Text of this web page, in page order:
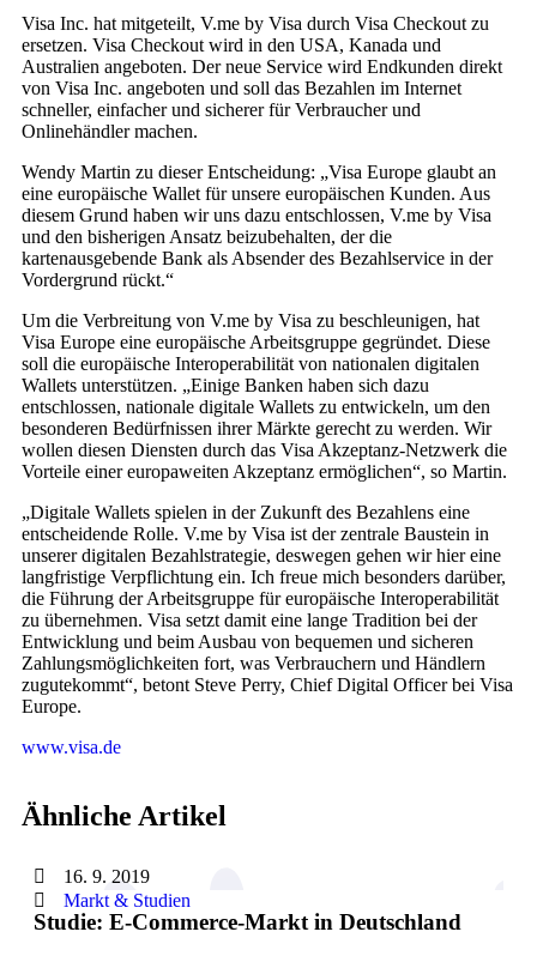
Visa Inc. hat mitgeteilt, V.me by Visa durch Visa Checkout zu
ersetzen. Visa Checkout wird in den USA, Kanada und
Australien angeboten. Der neue Service wird Endkunden direkt
von Visa Inc. angeboten und soll das Bezahlen im Internet
schneller, einfacher und sicherer für Verbraucher und
Onlinehändler machen.
Wendy Martin zu dieser Entscheidung: „Visa Europe glaubt an
eine europäische Wallet für unsere europäischen Kunden. Aus
diesem Grund haben wir uns dazu entschlossen, V.me by Visa
und den bisherigen Ansatz beizubehalten, der die
kartenausgebende Bank als Absender des Bezahlservice in der
Vordergrund rückt.“
Um die Verbreitung von V.me by Visa zu beschleunigen, hat
Visa Europe eine europäische Arbeitsgruppe gegründet. Diese
soll die europäische Interoperabilität von nationalen digitalen
Wallets unterstützen. „Einige Banken haben sich dazu
entschlossen, nationale digitale Wallets zu entwickeln, um den
besonderen Bedürfnissen ihrer Märkte gerecht zu werden. Wir
wollen diesen Diensten durch das Visa Akzeptanz-Netzwerk die
Vorteile einer europaweiten Akzeptanz ermöglichen“, so Martin.
„Digitale Wallets spielen in der Zukunft des Bezahlens eine
entscheidende Rolle. V.me by Visa ist der zentrale Baustein in
unserer digitalen Bezahlstrategie, deswegen gehen wir hier eine
langfristige Verpflichtung ein. Ich freue mich besonders darüber,
die Führung der Arbeitsgruppe für europäische Interoperabilität
zu übernehmen. Visa setzt damit eine lange Tradition bei der
Entwicklung und beim Ausbau von bequemen und sicheren
Zahlungsmöglichkeiten fort, was Verbrauchern und Händlern
zugutekommt“, betont Steve Perry, Chief Digital Officer bei Visa
Europe.
www.visa.de
Ähnliche Artikel
16. 9. 2019
Markt & Studien
Studie: E-Commerce-Markt in Deutschland